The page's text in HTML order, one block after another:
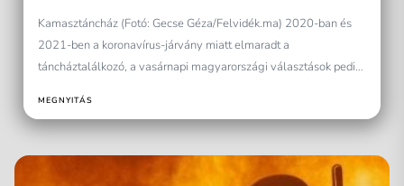
Kamasztáncház (Fotó: Gecse Géza/Felvidék.ma) 2020-ban és
2021-ben a koronavírus-járvány miatt elmaradt a
táncháztalálkozó, a vasárnapi magyarországi választások pedig
MEGNYITÁS